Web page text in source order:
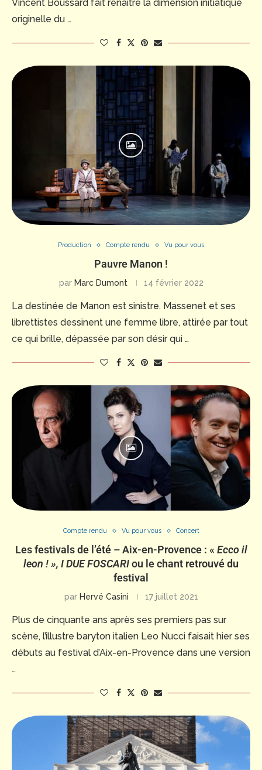
Vincent Boussard fait renaître la dimension initiatique
originelle du …
Production Compte rendu Vu pour vous
Pauvre Manon !
par Marc Dumont 14 février 2022
La destinée de Manon est sinistre. Massenet et ses
librettistes dessinent une femme libre, attirée par tout
ce qui brille, dépassée par son désir qui …
Compte rendu Vu pour vous Concert
Les festivals de l’été – Aix-en-Provence : « Ecco il
leon ! », I DUE FOSCARIou le chant retrouvé du
festival
par Hervé Casini 17 juillet 2021
Plus de cinquante ans après ses premiers pas sur
scène, l’illustre baryton italien Leo Nucci faisait hier ses
débuts au festival d’Aix-en-Provence dans une version
…